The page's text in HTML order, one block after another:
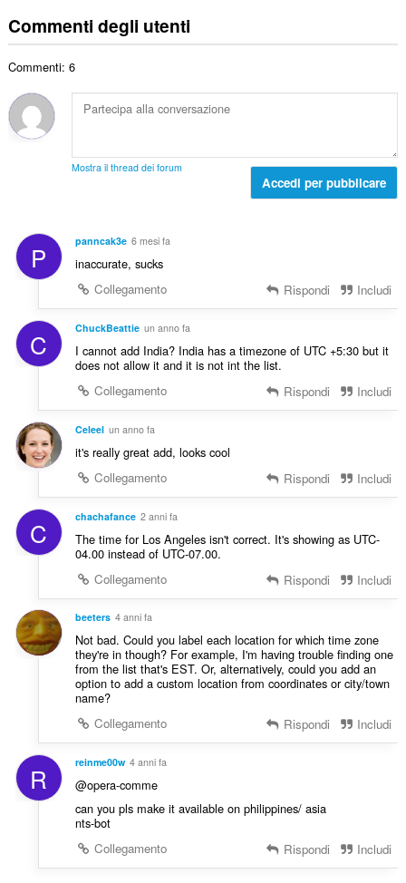
:u
d
i
:
d
i
u
z
i
o
t
e
d
i
z
i
e
t
o
l
g
u
d
i
z
i
:
Commenti degli utenti
Commenti: 6
Mostra il thread dei forum
Accedi per pubblicare
P panncak3e 6 mesi fa
inaccurate, sucks
Collegamento
Rispondi Includi
C ChuckBeattie un anno fa
I cannot add India? India has a timezone of UTC +5:30 but it
does not allow it and it is not int the list.
Collegamento
Rispondi Includi
Celeel un anno fa
it's really great add, looks cool
Collegamento
Rispondi Includi
C chachafance 2 anni fa
The time for Los Angeles isn't correct. It's showing as UTC-
04.00 instead of UTC-07.00.
Collegamento
Rispondi Includi
beeters 4 anni fa
Not bad. Could you label each location for which time zone
they're in though? For example, I'm having trouble finding one
from the list that's EST. Or, alternatively, could you add an
option to add a custom location from coordinates or city/town
name?
Collegamento
Rispondi Includi
R reinme00w 4 anni fa
@opera-comme
can you pls make it available on philippines/ asia
nts-bot
Collegamento
Rispondi Includi